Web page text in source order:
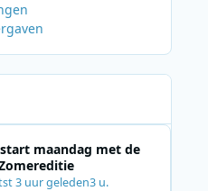
start maandag met de
3 uur geleden3 u.